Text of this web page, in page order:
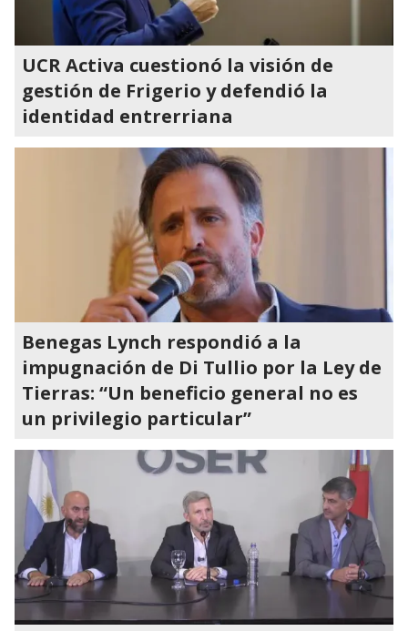
UCR Activa cuestionó la visión de
gestión de Frigerio y defendió la
identidad entrerriana
Benegas Lynch respondió a la
impugnación de Di Tullio por la Ley de
Tierras: “Un beneficio general no es
un privilegio particular”